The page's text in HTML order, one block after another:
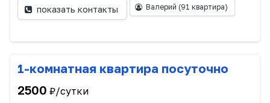
показать контакты Валерий (91 квартира)
1-комнатная квартира посуточно
2500 ₽/сутки